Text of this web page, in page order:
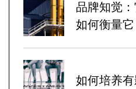
品牌知觉
如何衡量它
如何培养